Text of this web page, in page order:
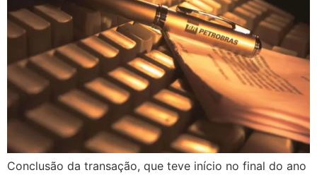
Conclusão da transação, que teve início no final do ano